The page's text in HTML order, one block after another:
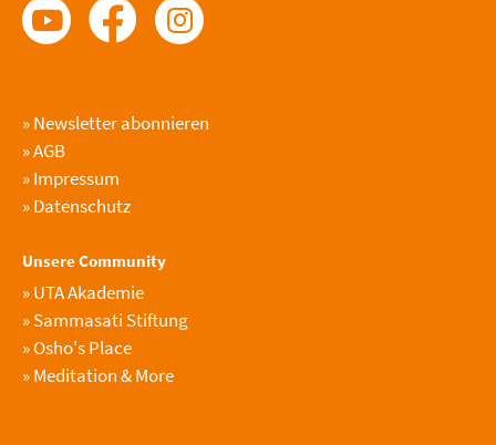
»Newsletter abonnieren
»AGB
»Impressum
»Datenschutz
Unsere Community
»UTA Akademie
»Sammasati Stiftung
»Osho's Place
»Meditation & More